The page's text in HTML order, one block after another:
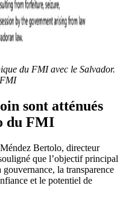
du FMI avec le Salvador.
sont atténués
du FMI
Bertolo, directeur
que l’objectif principal
la transparence
et le potentiel de